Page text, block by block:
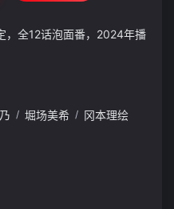
全12话泡面番，2024年播
/ 堀场美希 / 冈本理绘